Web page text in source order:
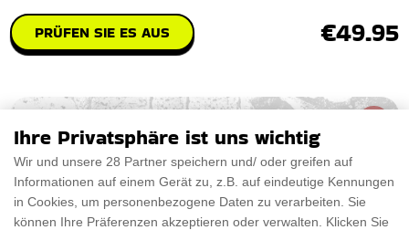
PRÜFEN SIE ES AUS €49.95
Ihre Privatsphäre ist uns wichtig
Wir und unsere 28 Partner speichern und/ oder greifen auf
Informationen auf einem Gerät zu, z.B. auf eindeutige Kennungen
in Cookies, um personenbezogene Daten zu verarbeiten. Sie
können Ihre Präferenzen akzeptieren oder verwalten. Klicken Sie